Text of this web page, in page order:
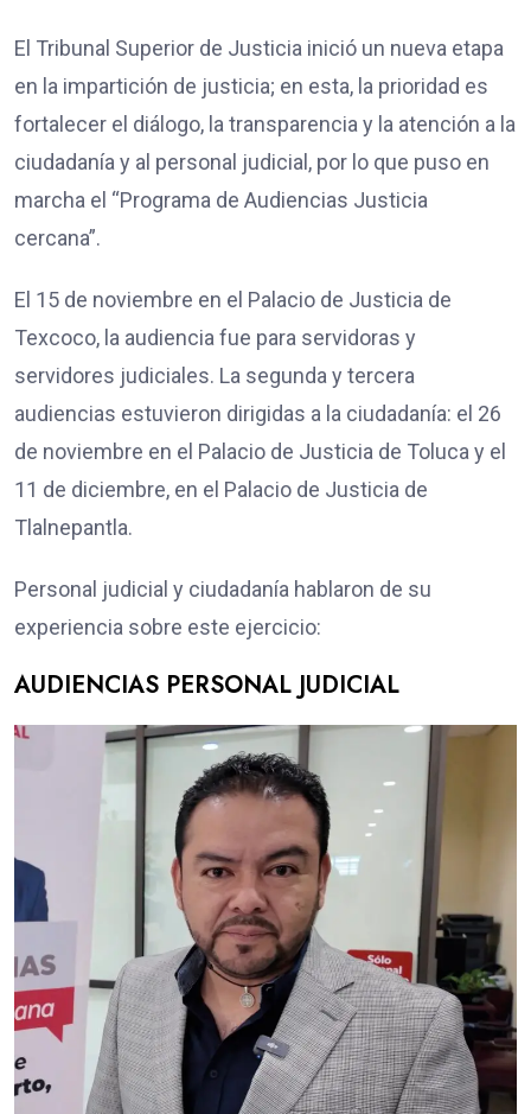
El Tribunal Superior de Justicia inició un nueva etapa
en la impartición de justicia; en esta, la prioridad es
fortalecer el diálogo, la transparencia y la atención a la
ciudadanía y al personal judicial, por lo que puso en
marcha el “Programa de Audiencias Justicia
cercana”.
El 15 de noviembre en el Palacio de Justicia de
Texcoco, la audiencia fue para servidoras y
servidores judiciales. La segunda y tercera
audiencias estuvieron dirigidas a la ciudadanía: el 26
de noviembre en el Palacio de Justicia de Toluca y el
11 de diciembre, en el Palacio de Justicia de
Tlalnepantla.
Personal judicial y ciudadanía hablaron de su
experiencia sobre este ejercicio:
AUDIENCIAS PERSONAL JUDICIAL